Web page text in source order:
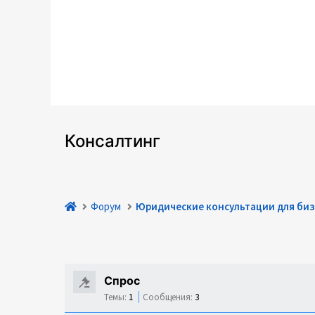
Консалтинг
Форум Юридические консультации для
Спрос
Темы: 1 Сообщения: 3